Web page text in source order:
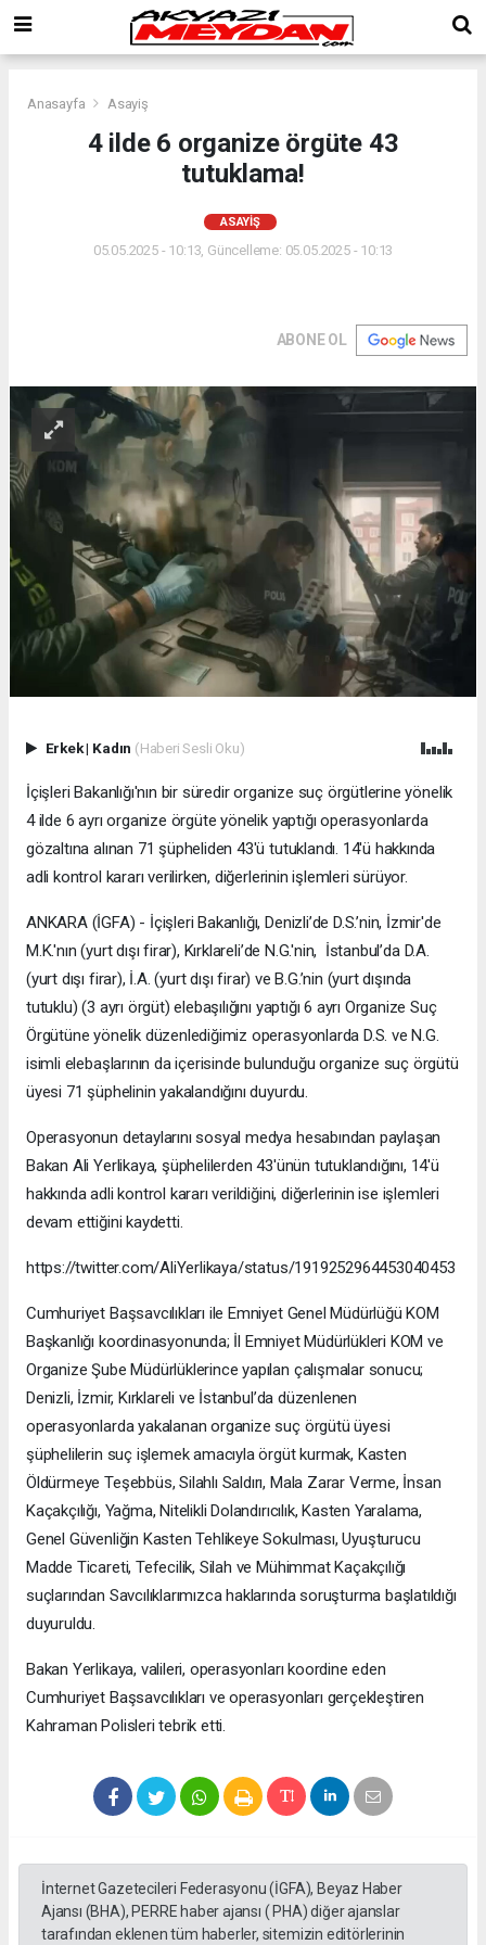
Anasayfa Asayiş
4 ilde 6 organize örgüte 43
tutuklama!
ASAYIŞ
05.05.2025 - 10:13, Güncelleme: 05.05.2025 - 10:13
ABONE OL
Erkek| Kadın (Haberi Sesli Oku)
İçişleri Bakanlığı'nın bir süredir organize suç örgütlerine yönelik
4 ilde 6 ayrı organize örgüte yönelik yaptığı operasyonlarda
gözaltına alınan 71 şüpheliden 43'ü tutuklandı. 14'ü hakkında
adli kontrol kararı verilirken, diğerlerinin işlemleri sürüyor.
ANKARA (İGFA) - İçişleri Bakanlığı, Denizli’de D.S.’nin, İzmir'de
M.K.'nın (yurt dışı firar), Kırklareli’de N.G.'nin, İstanbul’da D.A.
(yurt dışı firar), İ.A. (yurt dışı firar) ve B.G.’nin (yurt dışında
tutuklu) (3 ayrı örgüt) elebaşılığını yaptığı 6 ayrı Organize Suç
Örgütüne yönelik düzenlediğimiz operasyonlarda D.S. ve N.G.
isimli elebaşlarının da içerisinde bulunduğu organize suç örgütü
üyesi 71 şüphelinin yakalandığını duyurdu.
Operasyonun detaylarını sosyal medya hesabından paylaşan
Bakan Ali Yerlikaya, şüphelilerden 43'ünün tutuklandığını, 14'ü
hakkında adli kontrol kararı verildiğini, diğerlerinin ise işlemleri
devam ettiğini kaydetti.
https://twitter.com/AliYerlikaya/status/1919252964453040453
Cumhuriyet Başsavcılıkları ile Emniyet Genel Müdürlüğü KOM
Başkanlığı koordinasyonunda; İl Emniyet Müdürlükleri KOM ve
Organize Şube Müdürlüklerince yapılan çalışmalar sonucu;
Denizli, İzmir, Kırklareli ve İstanbul’da düzenlenen
operasyonlarda yakalanan organize suç örgütü üyesi
şüphelilerin suç işlemek amacıyla örgüt kurmak, Kasten
Öldürmeye Teşebbüs, Silahlı Saldırı, Mala Zarar Verme, İnsan
Kaçakçılığı, Yağma, Nitelikli Dolandırıcılık, Kasten Yaralama,
Genel Güvenliğin Kasten Tehlikeye Sokulması, Uyuşturucu
Madde Ticareti, Tefecilik, Silah ve Mühimmat Kaçakçılığı
suçlarından Savcılıklarımızca haklarında soruşturma başlatıldığı
duyuruldu.
Bakan Yerlikaya, valileri, operasyonları koordine eden
Cumhuriyet Başsavcılıkları ve operasyonları gerçekleştiren
Kahraman Polisleri tebrik etti.
İnternet Gazetecileri Federasyonu (İGFA), Beyaz Haber
Ajansı (BHA), PERRE haber ajansı ( PHA) diğer ajanslar
tarafından eklenen tüm haberler, sitemizin editörlerinin